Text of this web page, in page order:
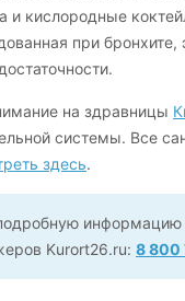
и кислородные
при
на здравницы
системы. Все
здесь.
информацию
Kurort26.ru: 8 800